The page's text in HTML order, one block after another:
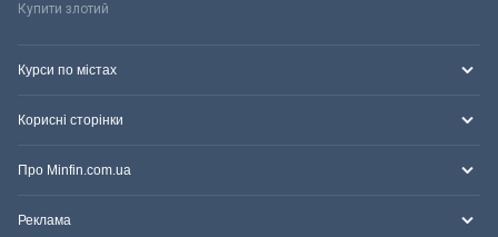
Купити злотий
Курси по містах
Корисні сторінки
Про Minfin.com.ua
Реклама